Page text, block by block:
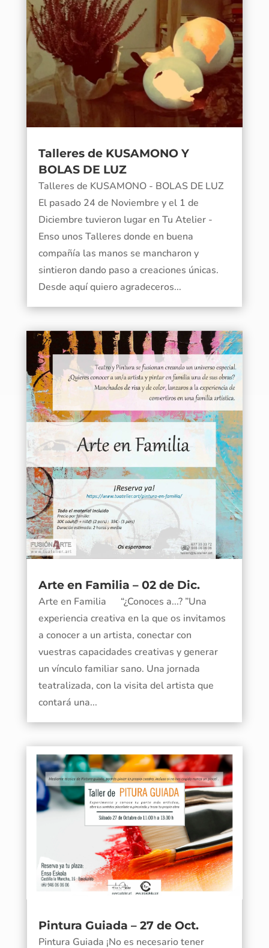
Talleres de KUSAMONO Y
BOLAS DE LUZ
Talleres de KUSAMONO - BOLAS DE LUZ
El pasado 24 de Noviembre y el 1 de
Diciembre tuvieron lugar en Tu Atelier -
Enso unos Talleres donde en buena
compañía las manos se mancharon y
sintieron dando paso a creaciones únicas.
Desde aquí quiero agradeceros...
Arte en Familia – 02 de Dic.
Arte en Familia “¿Conoces a...? ”Una
experiencia creativa en la que os invitamos
a conocer a un artista, conectar con
vuestras capacidades creativas y generar
un vínculo familiar sano. Una jornada
teatralizada, con la visita del artista que
contará una...
Pintura Guiada – 27 de Oct.
Pintura Guiada ¡No es necesario tener